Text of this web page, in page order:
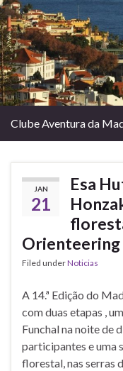
Clube Aventura da
JAN
21
Esa
Filed underNoticias
A 14.ª Edição do
com duas etapas ,
Funchal na noite de
participantes e uma
florestal, nas serras